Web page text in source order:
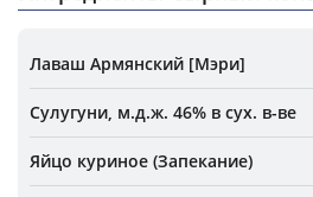
Лаваш Армянский [Мэри]
Сулугуни, м.д.ж. 46% в сух. в-ве
Яйцо куриное (Запекание)